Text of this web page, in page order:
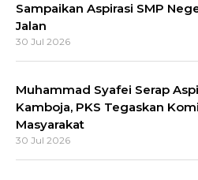
Sampaikan Aspirasi SMP
Jalan
30 Jul 2026
Muhammad Syafei Serap
Kamboja, PKS Tegaskan
Masyarakat
30 Jul 2026